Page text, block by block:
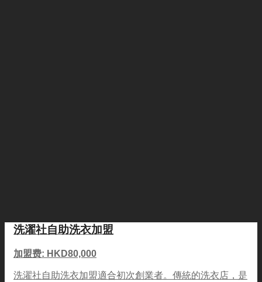
洗濯社自助洗衣加盟
加盟费: HKD80,000
洗濯社自助洗衣加盟適合初次創業者。傳統的洗衣店，是